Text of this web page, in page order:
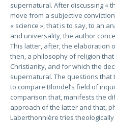
supernatural. After discussing «
move from a subjective
« science », that is to say, to an
and universality, the author
This latter, after, the elaboration
then, a philosophy of religion
Christianity, and for which the
supernatural. The questions
to compare Blondel’s field of
comparison that, manifests the
approach of the latter and that,
Laberthonnière tries